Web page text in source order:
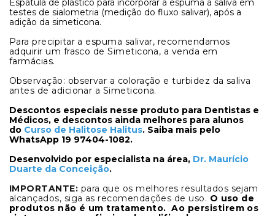
Espátula de plástico para incorporar a espuma à saliva em
testes de sialometria (medição do fluxo salivar), após a
adição da simeticona.
Para precipitar a espuma salivar, recomendamos
adquirir um frasco de Simeticona, a venda em
farmácias.
Observação: observar a coloração e turbidez da saliva
antes de adicionar a Simeticona.
Descontos especiais nesse produto para Dentistas e
Médicos, e descontos ainda melhores para alunos
do Curso de Halitose Halitus. Saiba mais pelo
WhatsApp 19 97404-1082.
Desenvolvido por especialista na área, Dr. Maurício
Duarte da Conceição.
IMPORTANTE: para que os melhores resultados sejam
alcançados, siga as recomendações de uso. O uso de
produtos não é um tratamento. Ao persistirem os